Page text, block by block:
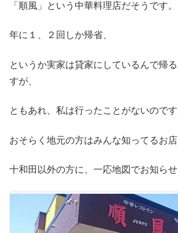
「順風」という中華料理店だそうです。
年に１、２回しか帰省、
というか実家は貸家にしているんで帰
すが、
ともあれ、私は行ったことがないのです
おそらく地元の方はみんな知ってるお店
十和田以外の方に、一応地図でお知らせ